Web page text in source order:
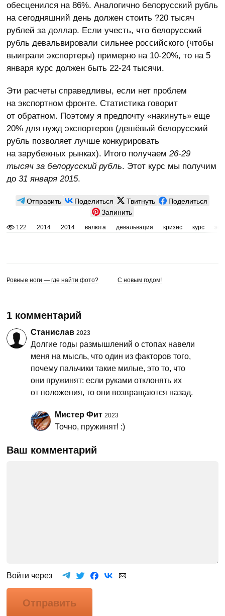
обесценился на 86%. Аналогично белорусский рубль
на сегодняшний день должен стоить ?20 тысяч
рублей за доллар. Если учесть, что белорусский
рубль девальвировали сильнее российского (чтобы
выиграли экспортеры) примерно на 10-20%, то на 5
января курс должен быть 22-24 тысячи.
Эти расчеты справедливы, если нет проблем
на экспортном фронте. Статистика говорит
от обратном. Поэтому я предпочту «накинуть» еще
20% для нужд экспортеров (дешёвый белорусский
рубль позволяет лучше конкурировать
на зарубежных рынках). Итого получаем26-29
тысяч за белорусский рубль. Этот курс мы получим
до31 января 2015.
Отправить Поделиться Твитнуть
Поделиться
Запинить
122 2014 2014 валюта девальвация кризис курс
Ровные ноги — где найти фото? C новым годом!
1 комментарий
Станислав 2023
Долгие годы размышлений о стопах навели
меня на мысль, что один из факторов того,
почему пальчики такие милые, это то, что
они пружинят: если руками отклонять их
от положения, то они возвращаются назад.
Мистер Фит 2023
Точно, пружинят! :)
Ваш комментарий
Войти через
Отправить